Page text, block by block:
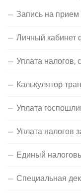
Запись на
Личный кабинет
Уплата налогов,
Калькулятор
Уплата
Уплата налогов
Единый
Специальная